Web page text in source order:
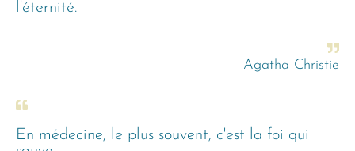
l'éternité.
Agatha Christie
En médecine, le plus souvent, c'est la foi qui